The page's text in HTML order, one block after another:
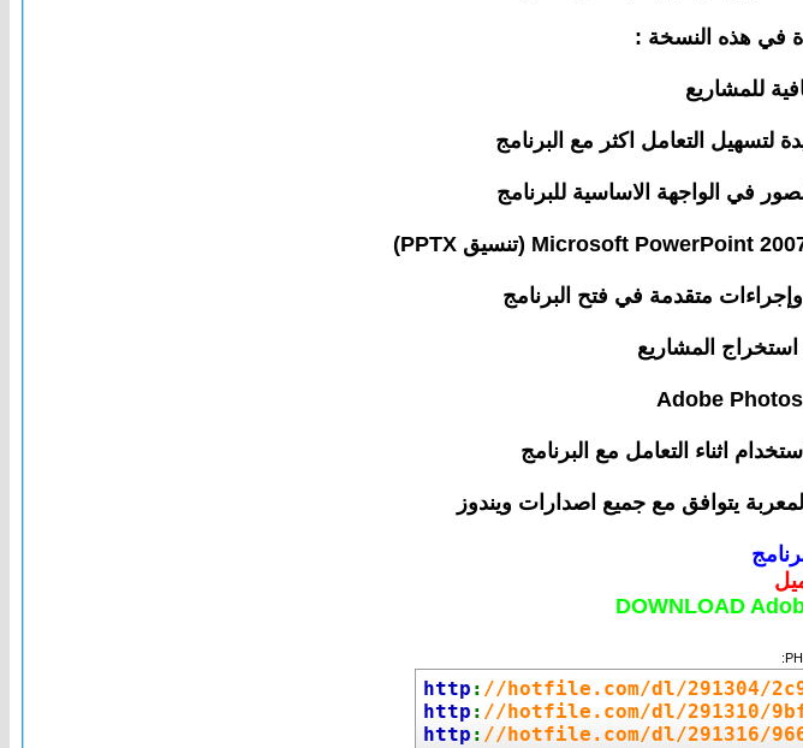
في هذه النسخة :
للمشاريع
التعامل اكثر مع البرنامج
في الواجهة الاساسية للبرنامج
متقدمة في فتح البرنامج
المشاريع
اثناء التعامل مع البرنامج
يتوافق مع جميع اصدارات ويندوز
DOWNLOAD
http : //hotfile.com/dl/291304/
http : //hotfile.com/dl/291310/
http : //hotfile.com/dl/291316/